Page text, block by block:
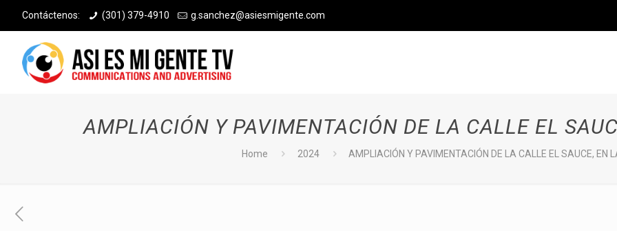
Contáctenos: (301) 379-4910 g.sanchez@asiesmigente.com
AMPLIACIÓN Y PAVIMENTACIÓN DE LA CALLE EL
Home 2024 AMPLIACIÓN Y PAVIMENTACIÓN DE LA CALLE EL SAUCE, EN